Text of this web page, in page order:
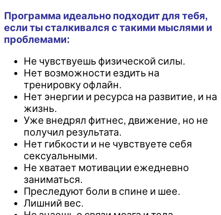
Программа идеально подходит для тебя,
если ты сталкивался с такими мыслями и
проблемами:
Не чувствуешь физической силы.
Нет возможности ездить на
тренировку офлайн.
Нет энергии и ресурса на развитие, и на
жизнь.
Уже внедрял фитнес, движение, но не
получил результата.
Нет гибкости и не чувствуете себя
сексуальными.
Не хватает мотивации ежедневно
заниматься.
Преследуют боли в спине и шее.
Лишний вес.